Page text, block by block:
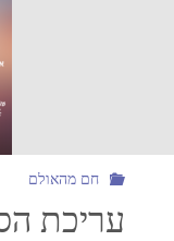
חם מהאולם
עריכת